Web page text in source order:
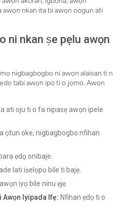
nkan ita bi awọn oogun ati
ni nkan ṣe pẹlu awọn
nigbagbogbo ni awọn alaisan ti n
tabi awọn ipo ti o jọmọ. Awọn
ati oju ti o fa nipasẹ awọn ipele
ọtun oke, nigbagbogbo nfihan
ẹdọ onibaje.
lati iṣelọpọ bile ti bajẹ.
iyọ bile ninu ẹjẹ.
Awọn Iyipada Ifẹ: Nfihan ẹdọ ti o